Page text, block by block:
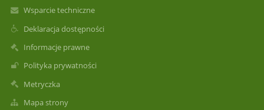
Wsparcie techniczne
Deklaracja dostępności
Informacje prawne
Polityka prywatności
Metryczka
Mapa strony